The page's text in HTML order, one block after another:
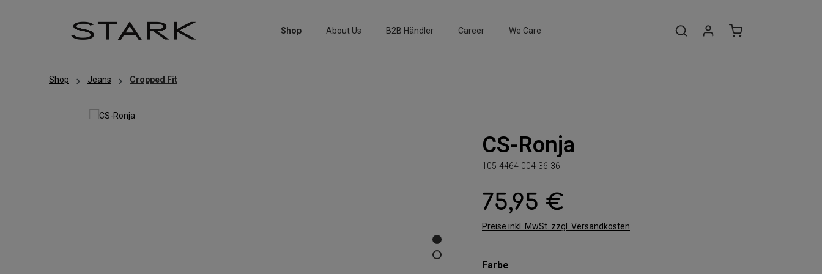
Shop
About Us B2B Händler Career We Care
Shop Jeans Cropped Fit
CS-Ronja
105-4464-004-36-36
Regulärer Preis:
75,95 €
Preise inkl. MwSt. zzgl. Versandkosten
Farbe